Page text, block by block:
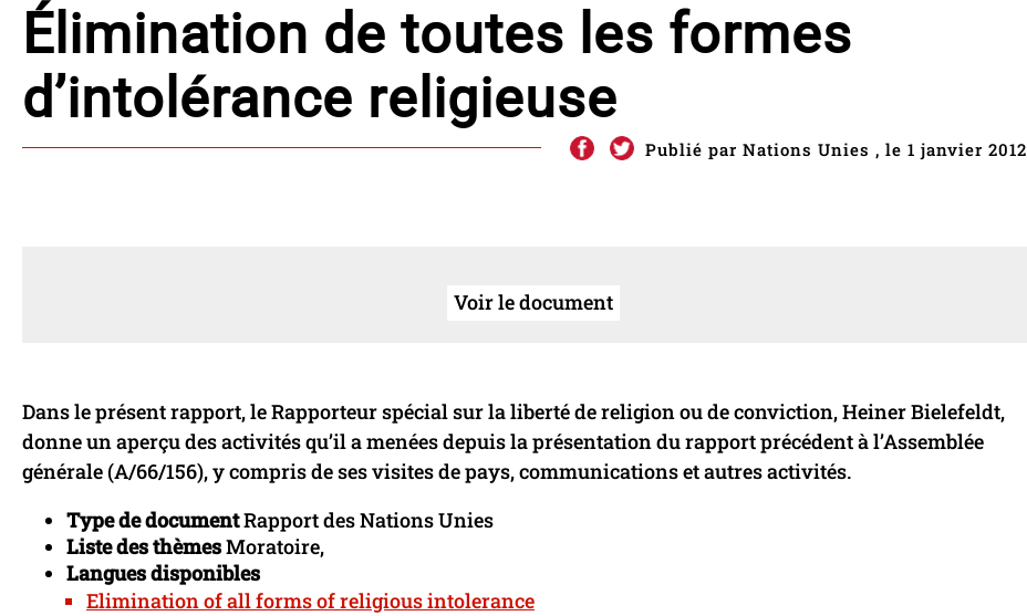
Élimination de toutes les formes
d’intolérance religieuse
Publié par Nations Unies , le 1 janvier 2012
Voir le document
Dans le présent rapport, le Rapporteur spécial sur la liberté de religion ou de conviction, Heiner Bielefeldt,
donne un aperçu des activités qu’il a menées depuis la présentation du rapport précédent à l’Assemblée
générale (A/66/156), y compris de ses visites de pays, communications et autres activités.
Type de documentRapport des Nations Unies
Liste des thèmesMoratoire,
Langues disponibles
Elimination of all forms of religious intolerance